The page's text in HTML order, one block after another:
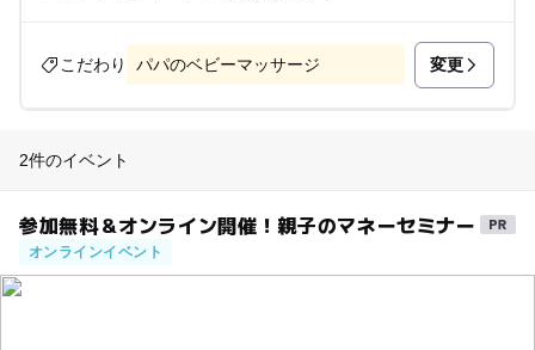
こだわり パパのベビーマッサージ 変更
2件のイベント
参加無料＆オンライン開催！親子のマネーセミナー
オンラインイベント